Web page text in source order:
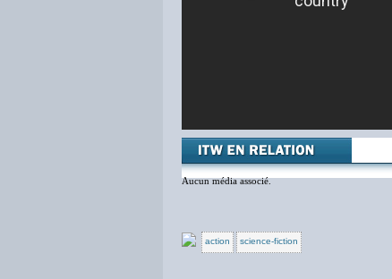
Aucun média associé.
action science-fiction